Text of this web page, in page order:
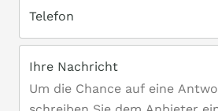
Telefon
Ihre Nachricht